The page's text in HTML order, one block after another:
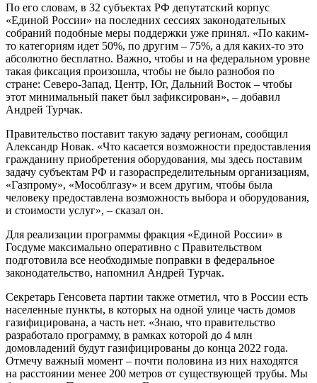
По его словам, в 32 субъектах РФ депутатский корпус
«Единой России» на последних сессиях законодательных
собраний подобные меры поддержки уже принял. «По каким-
то категориям идет 50%, по другим – 75%, а для каких-то это
абсолютно бесплатно. Важно, чтобы и на федеральном уровне
такая фиксация произошла, чтобы не было разнобоя по
стране: Северо-Запад, Центр, Юг, Дальний Восток – чтобы
этот минимальный пакет был зафиксирован», – добавил
Андрей Турчак.
Правительство поставит такую задачу регионам, сообщил
Александр Новак. «Что касается возможности предоставления
гражданину приобретения оборудования, мы здесь поставим
задачу субъектам РФ и газораспределительным организациям,
«Газпрому», «Мособлгазу» и всем другим, чтобы была
человеку предоставлена возможность выбора и оборудования,
и стоимости услуг», – сказал он.
Для реализации программы фракция «Единой России» в
Госдуме максимально оперативно с Правительством
подготовила все необходимые поправки в федеральное
законодательство, напомнил Андрей Турчак.
Секретарь Генсовета партии также отметил, что в России есть
населенные пункты, в которых на одной улице часть домов
газифицирована, а часть нет. «Знаю, что правительство
разработало программу, в рамках которой до 4 млн
домовладений будут газифицированы до конца 2022 года.
Отмечу важный момент – почти половина из них находятся
на расстоянии менее 200 метров от существующей трубы. Мы